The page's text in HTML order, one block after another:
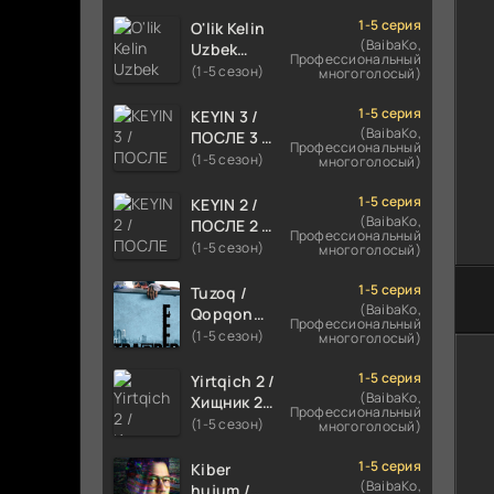
HIND KINO
2024
TARJIMA
Skachat
O'lik Kelin
Uzbek
tilida 2023
Tarjima
kino
skachat
(1-5 сезон)
1-5 серия
(BaibaKo,
Профессиональный
многоголосый)
KEYIN 3 /
ПОСЛЕ 3 /
AFTER 3
FILM
UZBEK
TILIDA
TARJIMA
FILM HD
(1-5 сезон)
1-5 серия
(BaibaKo,
Профессиональный
многоголосый)
KEYIN 2 /
ПОСЛЕ 2 /
AFTER 2
FILM
UZBEK
TILIDA
TARJIMA
FILM HD
(1-5 сезон)
1-5 серия
(BaibaKo,
Профессиональный
многоголосый)
Tuzoq /
Qopqon
Hind
2016 Uzbek
tilida
tarjima film
(1-5 сезон)
1-5 серия
(BaibaKo,
Профессиональный
многоголосый)
Yirtqich 2 /
Хищник 2
Xishnik
tilida 2018-
2024
(1-5 сезон)
1-5 серия
(BaibaKo,
Профессиональный
многоголосый)
Kiber
1-5 серия
(BaibaKo,